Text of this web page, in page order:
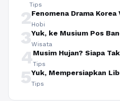
Tips
2Fenomena Drama Korea
Hobi
3Yuk, ke Musium Pos
Wisata
4Musim Hujan? Siapa
Tips
5Yuk, Mempersiapkan
Tips